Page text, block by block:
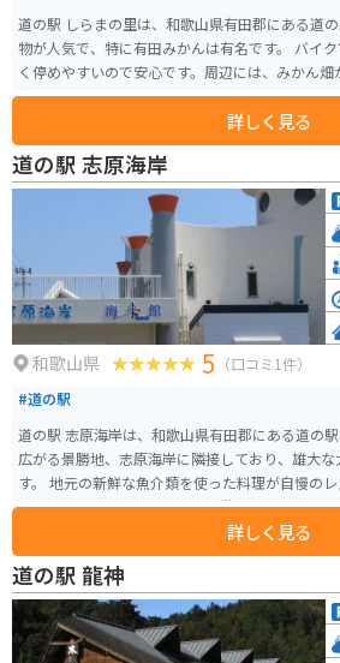
道の駅 しらまの里は、和歌山県有田郡にある道
物が人気で、特に有田みかんは有名です。 バイクで訪れる場合、駐車場も広
く停めやすいので安心です。周辺には、みかん
がっており、ツーリングにも最適です。 名産品としては、有田みかんを使っ
たジュースやジャム、お菓子などが人気です。ま
ったレストランもあり、食事も楽しめます。
詳しく見る
道の駅 志原海岸
和歌山県 5 （口コミ1件）
#道の駅
道の駅 志原海岸は、和歌山県有田郡にある道の
広がる景勝地、志原海岸に隣接しており、雄大
す。 地元の新鮮な魚介類を使った料理が自慢のレストランや、地元の特産品
を販売するショップがあり、休憩だけでなく、
ので安心です。海岸線沿いをツーリングするラ
て人気です。 志原海岸は、海水浴はもちろん、サーフィンや釣りなどのマリ
ンスポーツも盛んなので、1日を通して楽しむこ
は温泉施設もあるので、ツーリングで疲れた体を癒
品としては、地元で獲れた新鮮な魚介類や、みか
詳しく見る
道の駅 龍神